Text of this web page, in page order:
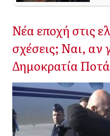
Νέα εποχή στις
σχέσεις; Ναι, αν
Δημοκρατία